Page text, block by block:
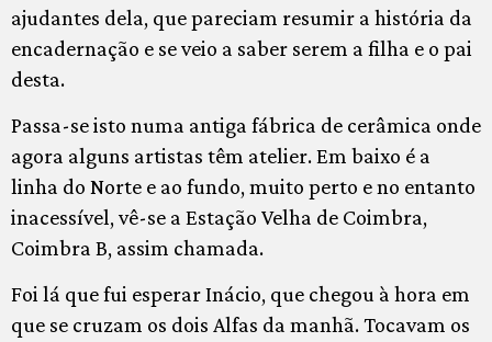
ajudantes dela, que pareciam resumir a história da
encadernação e se veio a saber serem a filha e o pai
desta.
Passa-se isto numa antiga fábrica de cerâmica onde
agora alguns artistas têm atelier. Em baixo é a
linha do Norte e ao fundo, muito perto e no entanto
inacessível, vê-se a Estação Velha de Coimbra,
Coimbra B, assim chamada.
Foi lá que fui esperar Inácio, que chegou à hora em
que se cruzam os dois Alfas da manhã. Tocavam os